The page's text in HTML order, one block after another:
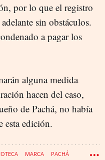
por lo que el registro
sin obstáculos.
a pagar los
alguna medida
hacen del caso,
de Pachá, no había
esta edición.
MARCA PACHÁ